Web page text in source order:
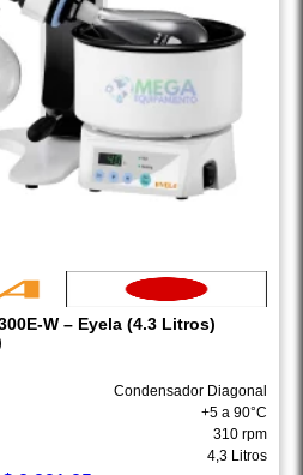
W – Eyela (4.3 Litros)
Condensador Diagonal
+5 a 90°C
310 rpm
4,3 Litros